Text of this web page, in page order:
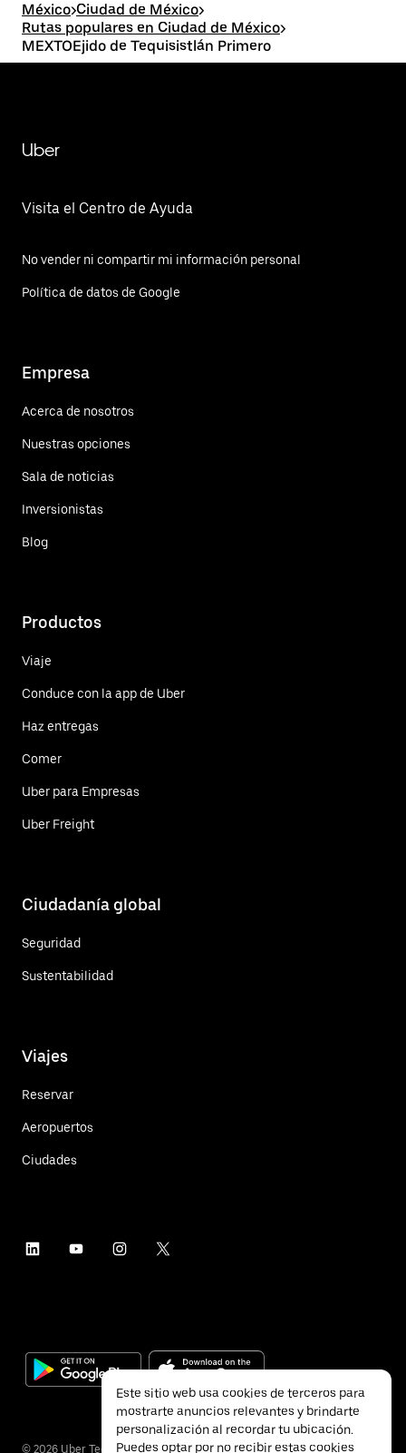
México>Ciudad de México>
Rutas populares en Ciudad de México>
MEXTOEjido de Tequisistlán Primero
Uber
Visita el Centro de Ayuda
No vender ni compartir mi información personal
Política de datos de Google
Empresa
Acerca de nosotros
Nuestras opciones
Sala de noticias
Inversionistas
Blog
Productos
Viaje
Conduce con la app de Uber
Haz entregas
Comer
Uber para Empresas
Uber Freight
Ciudadanía global
Seguridad
Sustentabilidad
Viajes
Reservar
Aeropuertos
Ciudades
© 2026 Uber Technologies Inc.
Este sitio web usa cookies de terceros para
mostrarte anuncios relevantes y brindarte
personalización al recordar tu ubicación.
Puedes optar por no recibir estas cookies